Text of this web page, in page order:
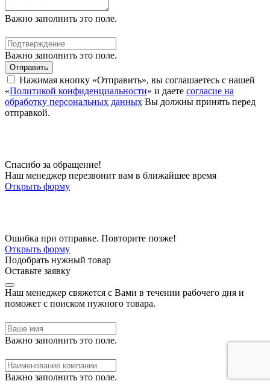
Важно заполнить это поле.
Важно заполнить это поле.
Отправить
Нажимая кнопку «Отправить», вы соглашаетесь с нашей
«Политикой конфиденциальности» и даете согласие на
обработку персональных данных Вы должны принять перед
отправкой.
Спасибо за обращение!
Наш менеджер перезвонит вам в ближайшее время
Открыть форму
Ошибка при отправке. Повторите позже!
Открыть форму
Подобрать нужный товар
Оставьте заявку
Наш менеджер свяжется с Вами в течении рабочего дня и
поможет с поиском нужного товара.
Важно заполнить это поле.
Важно заполнить это поле.